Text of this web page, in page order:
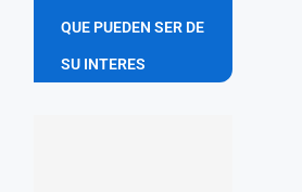
QUE PUEDEN SER DE
SU INTERES